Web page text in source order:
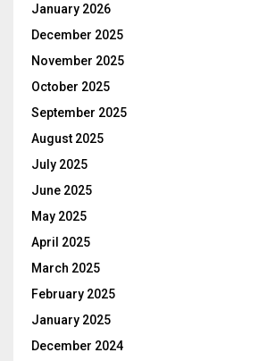
January 2026
December 2025
November 2025
October 2025
September 2025
August 2025
July 2025
June 2025
May 2025
April 2025
March 2025
February 2025
January 2025
December 2024